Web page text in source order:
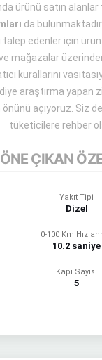
ürünü satın
da bulunmaktadır.
talep edenler için
mağazalar
kurallarını
araştırma yapan
açıyoruz. Siz
tüketicilere rehber
ÖNE ÇIKAN
Yakıt Tipi
Dizel
0-100 Km
10.2 saniye
Kapı Sayısı
5